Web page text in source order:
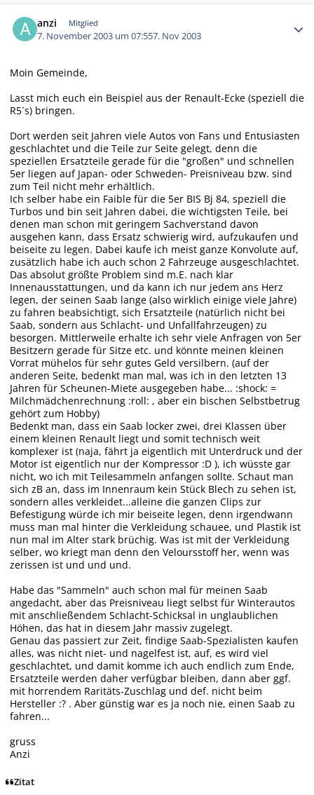
anzi Mitglied
7. November 2003 um 07:557. Nov 2003
Moin Gemeinde,
Lasst mich euch ein Beispiel aus der Renault-Ecke (speziell die
R5´s) bringen.
Dort werden seit Jahren viele Autos von Fans und Entusiasten
geschlachtet und die Teile zur Seite gelegt, denn die
speziellen Ersatzteile gerade für die "großen" und schnellen
5er liegen auf Japan- oder Schweden- Preisniveau bzw. sind
zum Teil nicht mehr erhältlich.
Ich selber habe ein Faible für die 5er BIS Bj 84, speziell die
Turbos und bin seit Jahren dabei, die wichtigsten Teile, bei
denen man schon mit geringem Sachverstand davon
ausgehen kann, dass Ersatz schwierig wird, aufzukaufen und
beiseite zu legen. Dabei kaufe ich meist ganze Konvolute auf,
zusätzlich habe ich auch schon 2 Fahrzeuge ausgeschlachtet.
Das absolut größte Problem sind m.E. nach klar
Innenausstattungen, und da kann ich nur jedem ans Herz
legen, der seinen Saab lange (also wirklich einige viele Jahre)
zu fahren beabsichtigt, sich Ersatzteile (natürlich nicht bei
Saab, sondern aus Schlacht- und Unfallfahrzeugen) zu
besorgen. Mittlerweile erhalte ich sehr viele Anfragen von 5er
Besitzern gerade für Sitze etc. und könnte meinen kleinen
Vorrat mühelos für sehr gutes Geld versilbern. (auf der
anderen Seite, bedenkt man mal, was ich in den letzten 13
Jahren für Scheunen-Miete ausgegeben habe... :shock: =
Milchmädchenrechnung :roll: , aber ein bischen Selbstbetrug
gehört zum Hobby)
Bedenkt man, dass ein Saab locker zwei, drei Klassen über
einem kleinen Renault liegt und somit technisch weit
komplexer ist (naja, fährt ja eigentlich mit Unterdruck und der
Motor ist eigentlich nur der Kompressor :D ), ich wüsste gar
nicht, wo ich mit Teilesammeln anfangen sollte. Schaut man
sich zB an, dass im Innenraum kein Stück Blech zu sehen ist,
sondern alles verkleidet...alleine die ganzen Clips zur
Befestigung würde ich mir beiseite legen, denn irgendwann
muss man mal hinter die Verkleidung schauee, und Plastik ist
nun mal im Alter stark brüchig. Was ist mit der Verkleidung
selber, wo kriegt man denn den Veloursstoff her, wenn was
zerissen ist und und und.
Habe das "Sammeln" auch schon mal für meinen Saab
angedacht, aber das Preisniveau liegt selbst für Winterautos
mit anschließendem Schlacht-Schicksal in unglaublichen
Höhen, das hat in diesem Jahr massiv zugelegt.
Genau das passiert zur Zeit, findige Saab-Spezialisten kaufen
alles, was nicht niet- und nagelfest ist, auf, es wird viel
geschlachtet, und damit komme ich auch endlich zum Ende,
Ersatzteile werden daher verfügbar bleiben, dann aber ggf.
mit horrendem Raritäts-Zuschlag und def. nicht beim
Hersteller :? . Aber günstig war es ja noch nie, einen Saab zu
fahren...
gruss
Anzi
Zitat